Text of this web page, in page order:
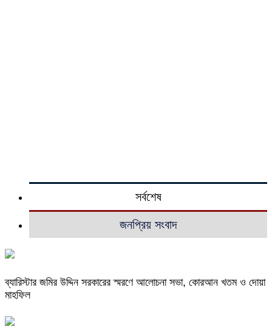
সর্বশেষ
জনপ্রিয় সংবাদ
ব্যারিস্টার জমির উদ্দিন সরকারের স্মরণে আলোচনা সভা, কোরআন খতম ও দোয়া
মাহফিল